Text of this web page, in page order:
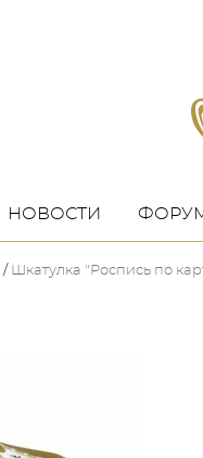
НОВОСТИ
Шкатулка "Роспись по